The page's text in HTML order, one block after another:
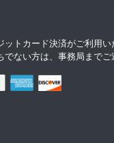
ットカード決済がご利用
でない方は、事務局までご